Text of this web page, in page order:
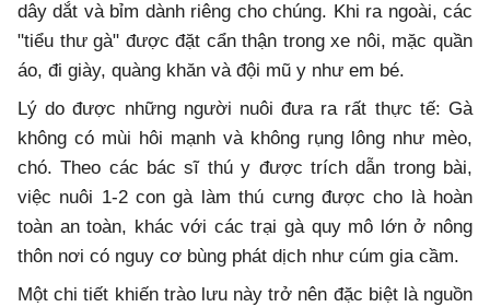
dây dắt và bỉm dành riêng cho chúng. Khi ra ngoài, các
"tiểu thư gà" được đặt cẩn thận trong xe nôi, mặc quần
áo, đi giày, quàng khăn và đội mũ y như em bé.
Lý do được những người nuôi đưa ra rất thực tế: Gà
không có mùi hôi mạnh và không rụng lông như mèo,
chó. Theo các bác sĩ thú y được trích dẫn trong bài,
việc nuôi 1-2 con gà làm thú cưng được cho là hoàn
toàn an toàn, khác với các trại gà quy mô lớn ở nông
thôn nơi có nguy cơ bùng phát dịch như cúm gia cầm.
Một chi tiết khiến trào lưu này trở nên đặc biệt là nguồn